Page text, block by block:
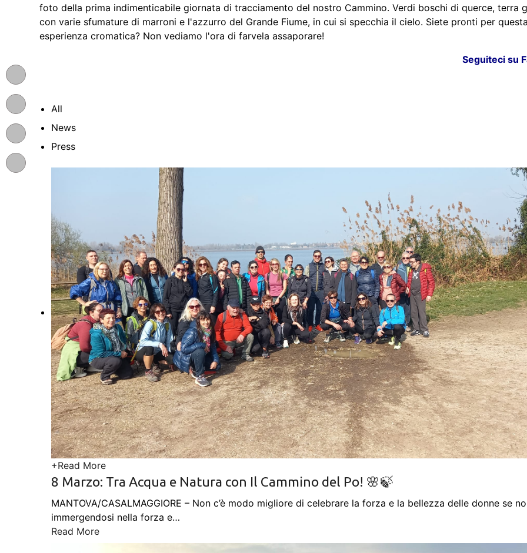
foto della prima indimenticabile giornata di tracciamento del nostro Cammino. Verdi boschi di querce, terra
con varie sfumature di marroni e l'azzurro del Grande Fiume, in cui si specchia il cielo. Siete pronti per
esperienza cromatica? Non vediamo l'ora di farvela assaporare!
Seguiteci su
All
News
Press
+Read More
8 Marzo: Tra Acqua e Natura con Il Cammino del Po! 🌸🍃
MANTOVA/CASALMAGGIORE – Non c’è modo migliore di celebrare la forza e la bellezza delle donne se
immergendosi nella forza e…
Read More